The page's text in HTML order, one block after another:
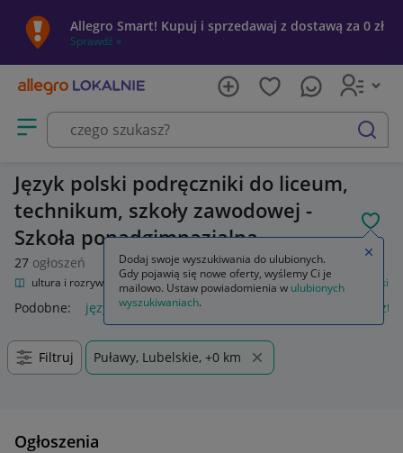
Allegro Smart! Kupuj i sprzedawaj z dostawą za 0 zł
Sprawdź »
Otwórz menu z kategoriami
szukaj
Język polski podręczniki do liceum,
technikum, szkoły zawodowej -
Szkoła ponadgimnazjalna
27 ogłoszeń
Kultura i rozrywka Podręczniki szkolne Szkoła średnia Język polski
Podobne: język polski zeszyt język polski język polski 1
Filtruj Puławy, Lubelskie, +0 km
Ogłoszenia
Dodaj swoje wyszukiwania do ulubionych.
Gdy pojawią się nowe oferty, wyślemy Ci je
mailowo. Ustaw powiadomienia w ulubionych
wyszukiwaniach.